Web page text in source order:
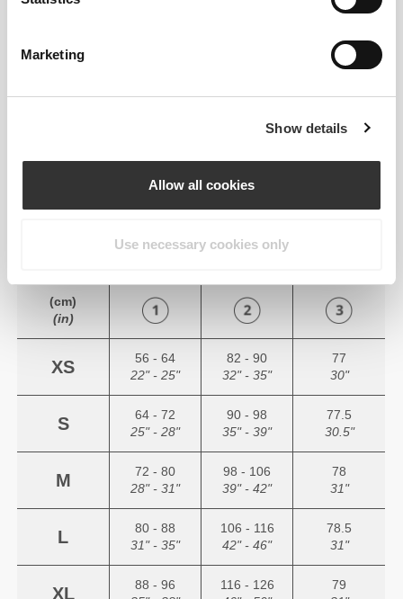
Marketing
Show details
Allow all cookies
Use necessary cookies only
Απόλυτη ελευθερία κινήσεων. Η
άνετη και χαλαρή εφαρμογή σας για
ΣΥΝΙΣΤΏΜΕΝΟ ΜΈΓΕΘΟΣ ΒΆΣΕΙ
(cm)
(in)
XS
56 - 64
22" - 25"
82 - 90
32" - 35"
77
30"
S
64 - 72
25" - 28"
90 - 98
35" - 39"
77.5
30.5"
M
72 - 80
28" - 31"
98 - 106
39" - 42"
78
31"
L
80 - 88
31" - 35"
106 - 116
42" - 46"
78.5
31"
XL
88 - 96
116 - 126
79